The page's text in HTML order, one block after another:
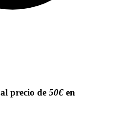
al precio de 50€ en